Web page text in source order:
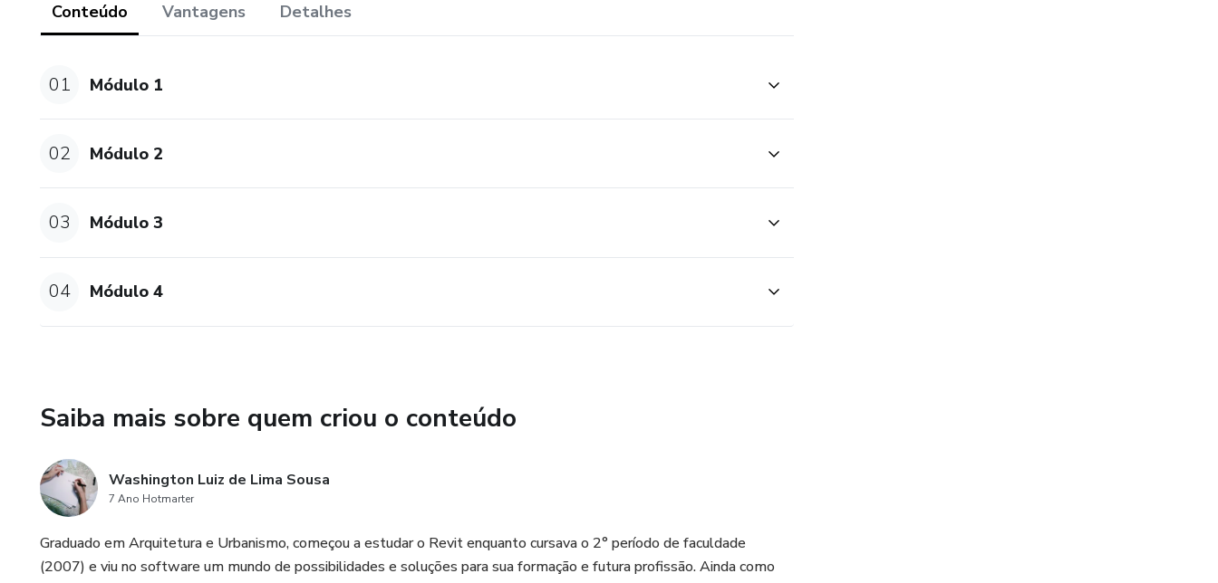
Conteúdo Vantagens Detalhes
01 Módulo 1
02 Módulo 2
03 Módulo 3
04 Módulo 4
Saiba mais sobre quem criou o conteúdo
Washington Luiz de Lima Sousa
7 Ano Hotmarter
Graduado em Arquitetura e Urbanismo, começou a estudar o Revit enquanto cursava o 2° período de faculdade
(2007) e viu no software um mundo de possibilidades e soluções para sua formação e futura profissão. Ainda como